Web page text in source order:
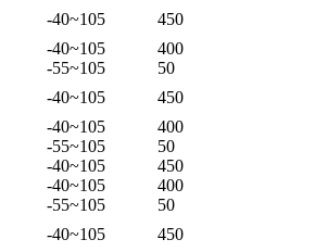
-40~105
450
-40~105
400
-55~105
50
-40~105
450
-40~105
400
-55~105
50
-40~105
450
-40~105
400
-55~105
50
-40~105
450